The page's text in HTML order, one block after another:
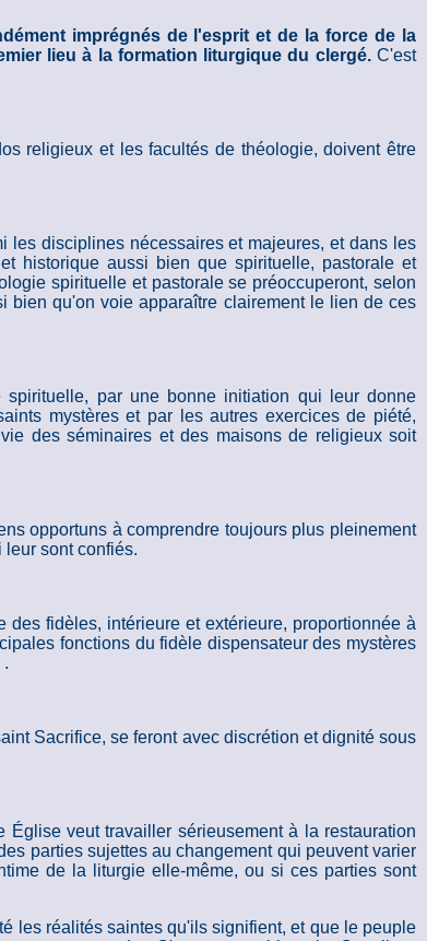
imprégnés de l'esprit et de la force de la
lieu à la formation liturgique du clergé. C'est
religieux et les facultés de théologie, doivent être
les disciplines nécessaires et majeures, et dans les
historique aussi bien que spirituelle, pastorale et
spirituelle et pastorale se préoccuperont, selon
bien qu'on voie apparaître clairement le lien de ces
par une bonne initiation qui leur donne
mystères et par les autres exercices de piété,
des séminaires et des maisons de religieux soit
opportuns à comprendre toujours plus pleinement
sont confiés.
fidèles, intérieure et extérieure, proportionnée à
fonctions du fidèle dispensateur des mystères
.
Sacrifice, se feront avec discrétion et dignité sous
veut travailler sérieusement à la restauration
parties sujettes au changement qui peuvent varier
de la liturgie elle-même, ou si ces parties sont
les réalités saintes qu'ils signifient, et que le peuple